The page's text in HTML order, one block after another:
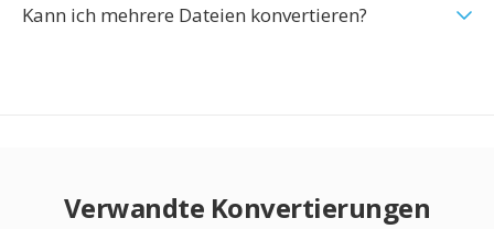
Kann ich mehrere Dateien konvertieren?
Verwandte Konvertierungen